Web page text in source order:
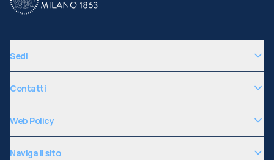
Sedi
Contatti
Web Policy
Naviga il sito